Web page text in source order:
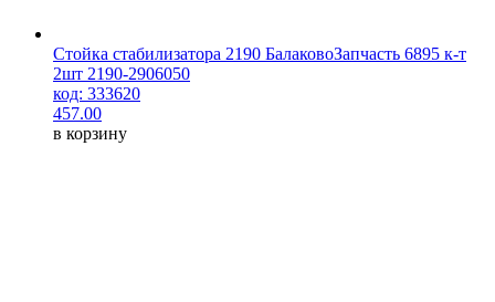
Стойка стабилизатора 2190 БалаковоЗапчасть 6895 к-т
2шт 2190-2906050
код: 333620
457.00
в корзину